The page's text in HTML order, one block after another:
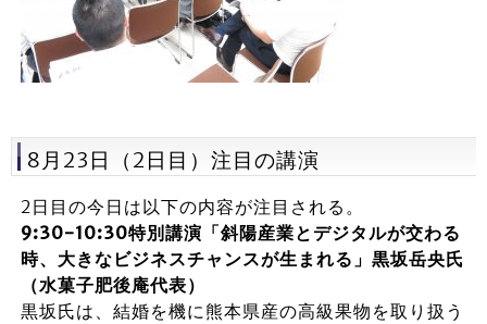
8月23日（2日目）注目の講演
2日目の今日は以下の内容が注目される。
9:30-10:30特別講演「斜陽産業とデジタルが交わる
時、大きなビジネスチャンスが生まれる」黒坂岳央氏
（水菓子肥後庵代表）
黒坂氏は、結婚を機に熊本県産の高級果物を取り扱う